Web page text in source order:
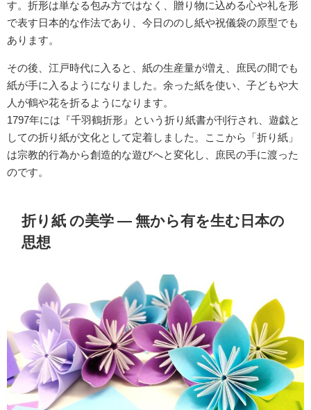
す。折形は単なる包み方ではなく、贈り物に込める心や礼を形
で表す日本的な作法であり、今日ののし紙や祝儀袋の原型でも
あります。
その後、江戸時代に入ると、紙の生産量が増え、庶民の間でも
紙が手に入るようになりました。余った紙を使い、子どもや大
人が鶴や花を折るようになります。
1797年には『千羽鶴折形』という折り紙書が刊行され、遊戯と
しての折り紙が文化として定着しました。ここから「折り紙」
は宗教的行為から創造的な遊びへと変化し、庶民の手に渡った
のです。
折り紙 の美学 ― 無から有を生む日本の
思想